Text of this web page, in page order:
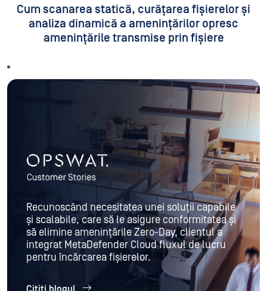
Cum scanarea statică, curățarea fișierelor și
analiza dinamică a amenințărilor opresc
amenințările transmise prin fișiere
Recunoscând necesitatea unei soluții capabile
și scalabile, care să le asigure conformitatea și
să elimine amenințările Zero-Day, clientul a
integrat MetaDefender Cloud fluxul de lucru
pentru încărcarea fișierelor.